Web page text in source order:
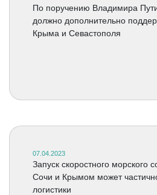
По поручению Владимира
должно дополнительно
Крыма и Севастополя
07.04.2023
Запуск скоростного морского
Сочи и Крымом может
логистики